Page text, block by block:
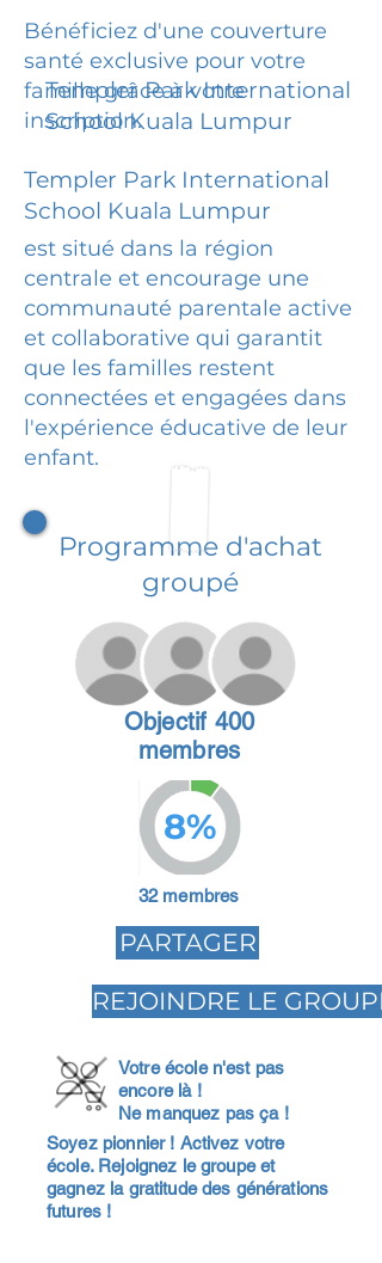
Bénéficiez d'une couverture
santé exclusive pour votre
famille grâce à votre
inscription.
Templer Park International
School Kuala Lumpur
Templer Park International
School Kuala Lumpur
est situé dans la région
centrale et encourage une
communauté parentale active
et collaborative qui garantit
que les familles restent
connectées et engagées dans
l'expérience éducative de leur
enfant.
Programme d'achat
groupé
Objectif 400
membres
8%
32 membres
PARTAGER
REJOINDRE LE GROUPE
Votre école n'est pas
encore là !
Ne manquez pas ça !
Soyez pionnier ! Activez votre
école. Rejoignez le groupe et
gagnez la gratitude des générations
futures !